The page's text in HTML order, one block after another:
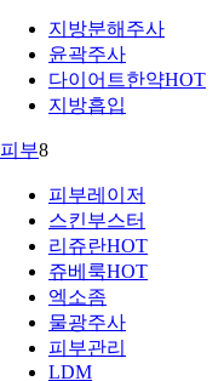
지방분해주사
윤곽주사
다이어트한약HOT
지방흡입
피부8
피부레이저
스킨부스터
리쥬란HOT
쥬베룩HOT
엑소좀
물광주사
피부관리
LDM